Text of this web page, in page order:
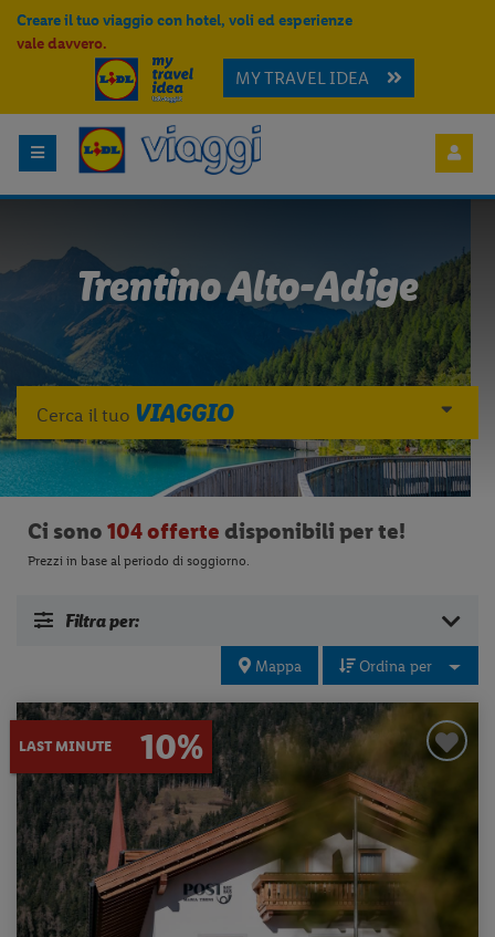
Creare il tuo viaggio con hotel, voli ed esperienze
vale davvero.
MY TRAVEL IDEA
Trentino Alto-Adige
Cerca il tuo VIAGGIO
Ci sono104 offerte disponibili per te!
Prezzi in base al periodo di soggiorno.
Filtra per:
Mappa Ordina per
LAST MINUTE 10%